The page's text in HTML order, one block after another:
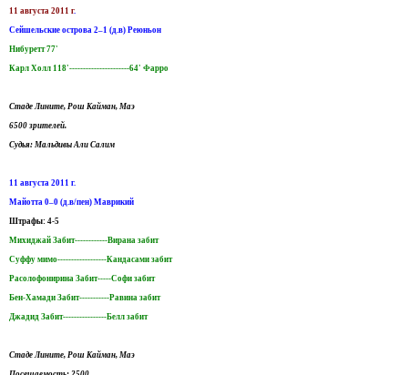
11 августа 2011 г.
Сейшельские острова 2–1 (д.в) Реюньон
Нибуретт 77'
Карл Холл 118'----------------------64' Фарро
Стаде Лините, Рош Кайман, Маэ
6500 зрителей.
Судья: Мальдивы Али Салим
11 августа 2011 г.
Майотта 0–0 (д.в/пен) Маврикий
Штрафы: 4-5
Михиджай Забит------------Вирана забит
Суффу мимо------------------Кандасами забит
Расолофонирина Забит-----Софи забит
Бен-Хамади Забит-----------Равина забит
Джадид Забит----------------Белл забит
Стаде Лините, Рош Кайман, Маэ